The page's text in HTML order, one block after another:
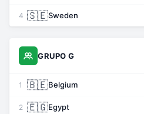
4 🇸🇪Sweden
GRUPO G
1 🇧🇪Belgium
2 🇪🇬Egypt